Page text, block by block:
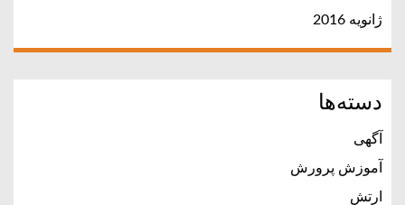
ژانویه 2016
دسته‌ها
آگهی
آموزش پرورش
ارتش